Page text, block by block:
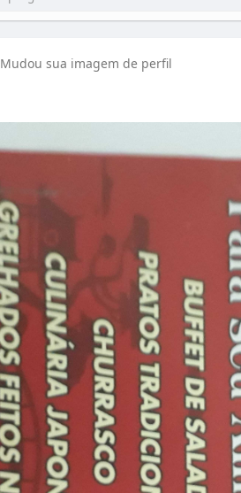
Mudou sua imagem de perfil